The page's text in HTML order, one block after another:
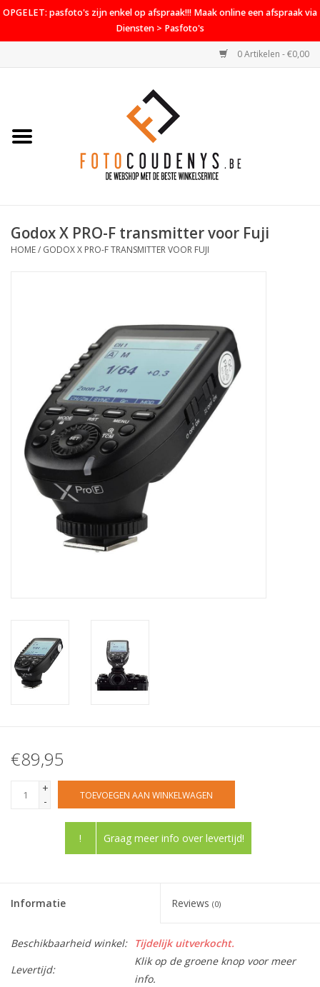
OPGELET: pasfoto's zijn enkel op afspraak!!! Maak online een afspraak via
Diensten > Pasfoto's
0 Artikelen - €0,00
Home
PROMO
Godox X PRO-F transmitter voor Fuji
HOME/ GODOX X PRO-F TRANSMITTER VOOR FUJI
€89,95
+
-
TOEVOEGEN AAN WINKELWAGEN
! Graag meer info over levertijd!
Informatie Reviews (0)
Beschikbaarheid winkel:
Tijdelijk uitverkocht.
Levertijd:
Klik op de groene knop voor meer
info.